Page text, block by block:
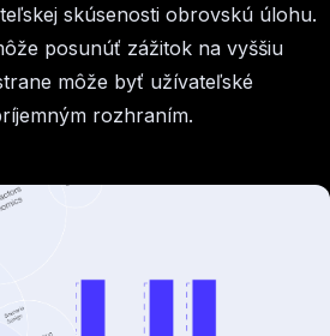
skúsenosti obrovskú úlohu.
posunúť zážitok na vyššiu
môže byť užívateľské
rozhraním.